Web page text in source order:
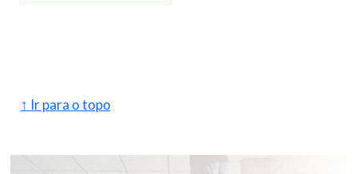
↑ Ir para o topo